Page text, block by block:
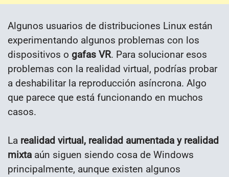
Algunos usuarios de distribuciones Linux están
experimentando algunos problemas con los
dispositivos o gafas VR. Para solucionar esos
problemas con la realidad virtual, podrías probar
a deshabilitar la reproducción asíncrona. Algo
que parece que está funcionando en muchos
casos.
La realidad virtual, realidad aumentada y realidad
mixta aún siguen siendo cosa de Windows
principalmente, aunque existen algunos